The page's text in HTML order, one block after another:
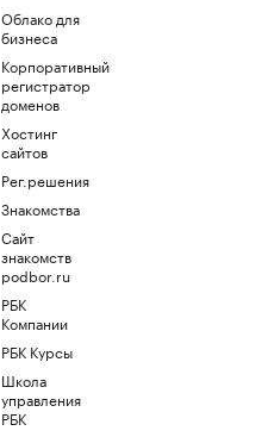
Облако для
бизнеса
Корпоративный
регистратор
доменов
Хостинг
сайтов
Рег.решения
Знакомства
Сайт
знакомств
podbor.ru
РБК
Компании
РБК Курсы
Школа
управления
РБК